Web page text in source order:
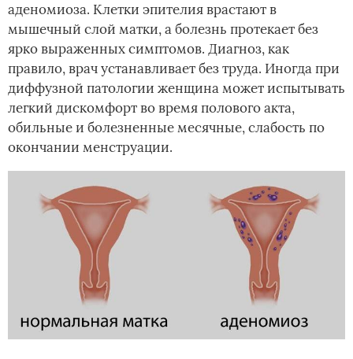
аденомиоза. Клетки эпителия врастают в
мышечный слой матки, а болезнь протекает без
ярко выраженных симптомов. Диагноз, как
правило, врач устанавливает без труда. Иногда при
диффузной патологии женщина может испытывать
легкий дискомфорт во время полового акта,
обильные и болезненные месячные, слабость по
окончании менструации.